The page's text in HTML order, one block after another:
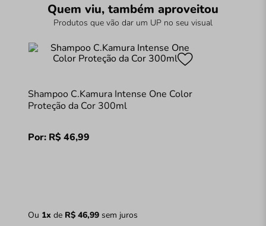
Quem viu, também aproveitou
Produtos que vão dar um UP no seu visual
Shampoo C.Kamura Intense One Color
Proteção da Cor 300ml
Por: R$46,99
Ou 1x de R$ 46,99sem juros